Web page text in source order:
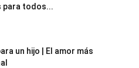
para todos...
un hijo | El amor más